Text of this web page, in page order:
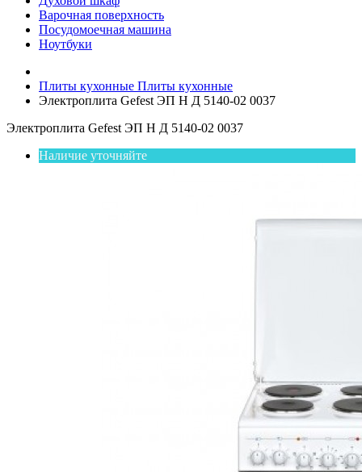
Варочная поверхность
Посудомоечная машина
Ноутбуки
Плиты кухонные Плиты кухонные
Электроплита Gefest ЭП Н Д 5140-02 0037
Электроплита Gefest ЭП Н Д 5140-02 0037
Наличие уточняйте